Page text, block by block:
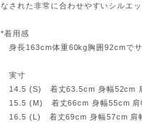
なされた非常に合わせやすいシルエ
*着用感
身長163cm体重60kg胸囲92cmでサ
実寸
14.5 (S) 着丈63.5cm 身幅52cm
15.5 (M) 着丈66cm 身幅55cm 肩
16.5 (L) 着丈69cm 身幅57cm 肩